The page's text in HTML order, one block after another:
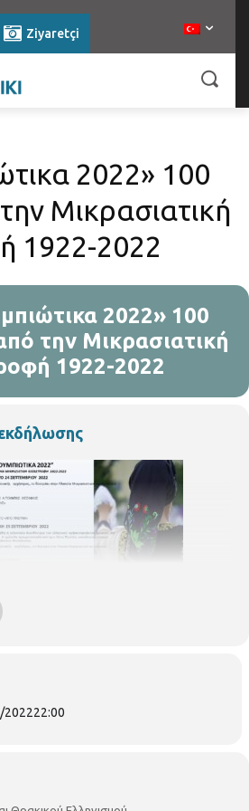
Ziyaretçi
2022» 100
Μικρασιατική
1922-2022
2022» 100
την Μικρασιατική
1922-2022
Κοινότητα του Δήμου
εκδηλώσεων το Σάββατο 24
2022 «Τα Τουμπιώτικα 2022»
καταστροφή 1922-2022.
57, Χοροί του τόπου μας με
202222:00